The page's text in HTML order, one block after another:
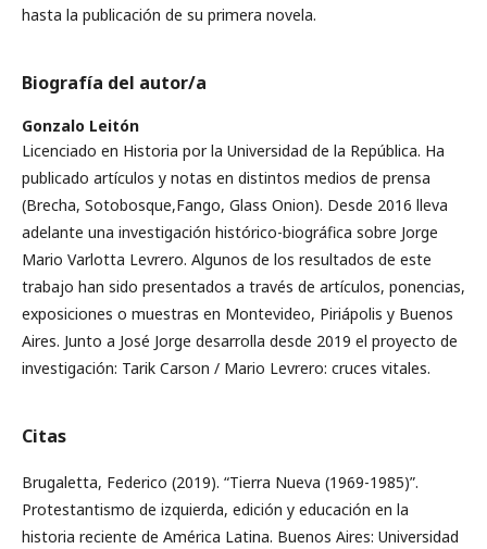
hasta la publicación de su primera novela.
Biografía del autor/a
Gonzalo Leitón
Licenciado en Historia por la Universidad de la República. Ha
publicado artículos y notas en distintos medios de prensa
(Brecha, Sotobosque,Fango, Glass Onion). Desde 2016 lleva
adelante una investigación histórico-biográfica sobre Jorge
Mario Varlotta Levrero. Algunos de los resultados de este
trabajo han sido presentados a través de artículos, ponencias,
exposiciones o muestras en Montevideo, Piriápolis y Buenos
Aires. Junto a José Jorge desarrolla desde 2019 el proyecto de
investigación: Tarik Carson / Mario Levrero: cruces vitales.
Citas
Brugaletta, Federico (2019). “Tierra Nueva (1969-1985)”.
Protestantismo de izquierda, edición y educación en la
historia reciente de América Latina. Buenos Aires: Universidad